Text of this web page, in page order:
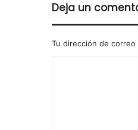
Deja un
Tu dirección de